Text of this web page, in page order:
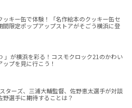
ッキー缶で体験！「名作絵本のクッキー缶セ
間限定ポップアップストアがそごう横浜に登
」が横浜を彩る！コスモクロック21のかわい
プを見に行こう！
ターズ、三浦大輔監督、佐野恵太選手が対談
野選手に期待することは？